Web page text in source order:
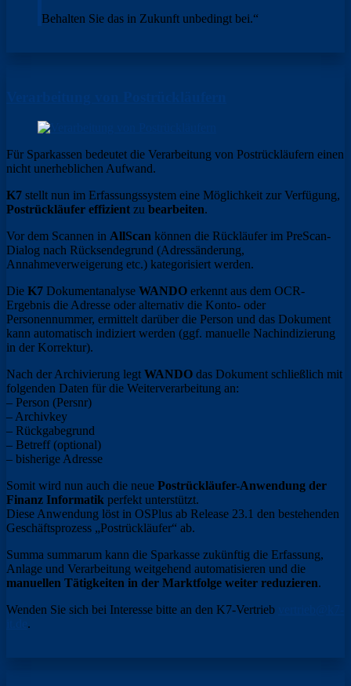
Behalten Sie das in Zukunft unbedingt bei.“
Für Sparkassen bedeutet die Verarbeitung von Postrückläufern einen
nicht unerheblichen Aufwand.
K7 stellt nun im Erfassungssystem eine Möglichkeit zur Verfügung,
Postrückläufer effizient zu bearbeiten.
Vor dem Scannen in AllScan können die Rückläufer im PreScan-
Dialog nach Rücksendegrund (Adressänderung,
Annahmeverweigerung etc.) kategorisiert werden.
Die K7 Dokumentanalyse WANDO erkennt aus dem OCR-
Ergebnis die Adresse oder alternativ die Konto- oder
Personennummer, ermittelt darüber die Person und das Dokument
kann automatisch indiziert werden (ggf. manuelle Nachindizierung
in der Korrektur).
Nach der Archivierung legt WANDO das Dokument schließlich mit
folgenden Daten für die Weiterverarbeitung an:
– Person (Persnr)
– Archivkey
– Rückgabegrund
– Betreff (optional)
– bisherige Adresse
Somit wird nun auch die neue Postrückläufer-Anwendung der
Finanz Informatik perfekt unterstützt.
Diese Anwendung löst in OSPlus ab Release 23.1 den bestehenden
Geschäftsprozess „Postrückläufer“ ab.
Summa summarum kann die Sparkasse zukünftig die Erfassung,
Anlage und Verarbeitung weitgehend automatisieren und die
manuellen Tätigkeiten in der Marktfolge weiter reduzieren.
Wenden Sie sich bei Interesse bitte an den K7-Vertrieb
.